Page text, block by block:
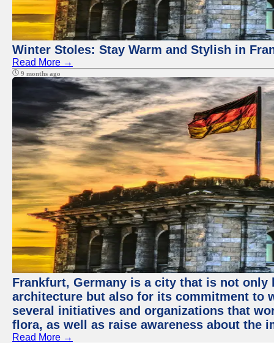
Winter Stoles: Stay Warm and Stylish in
Read More →
9 months ago
Frankfurt, Germany is a city that is not
architecture but also for its commitment to
several initiatives and organizations that
flora, as well as raise awareness about the
Read More →